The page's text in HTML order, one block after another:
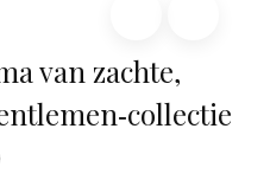
van zachte,